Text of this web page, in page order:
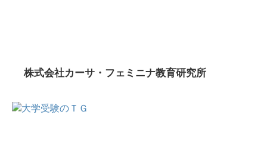
株式会社カーサ・フェミニナ教育研究所